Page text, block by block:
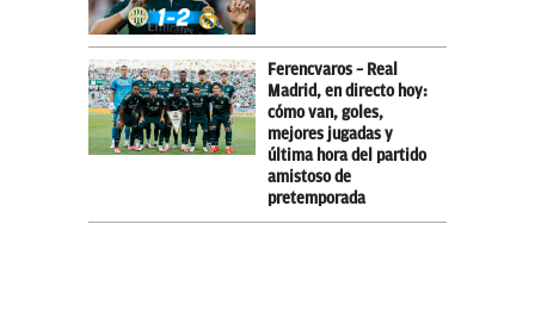
Ferencvaros – Real
Madrid, en directo hoy:
cómo van, goles,
mejores jugadas y
última hora del partido
amistoso de
pretemporada